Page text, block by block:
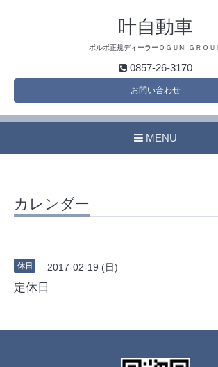
叶自動車
ボルボ正規ディーラーＯＧＵNI ＧＲＯＵ
0857-26-3170
お問い合わせ
MENU
カレンダー
休日 2017-02-19 (日)
定休日